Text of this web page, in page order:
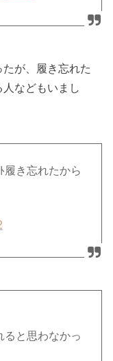
が、履き忘れた
などもいまし
履き忘れたから
ると思わなかっ